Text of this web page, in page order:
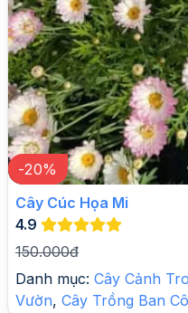
-20%
Cây Cúc Họa Mi
4.9
150.000đ
Danh mục: Cây Cảnh
Vườn, Cây Trồng Ban